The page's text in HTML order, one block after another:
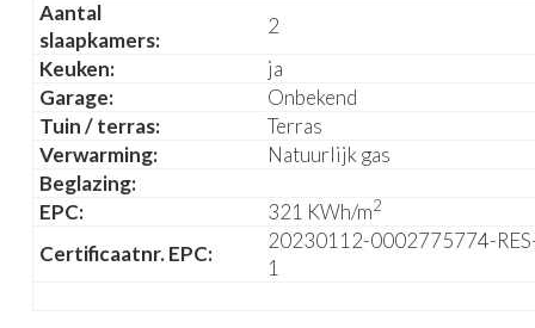
Aantal
slaapkamers:
2
Keuken:
ja
Garage:
Onbekend
Tuin / terras:
Terras
Verwarming:
Natuurlijk gas
Beglazing:
EPC:
321 KWh/m2
Certificaatnr. EPC:
20230112-0002775774-
1